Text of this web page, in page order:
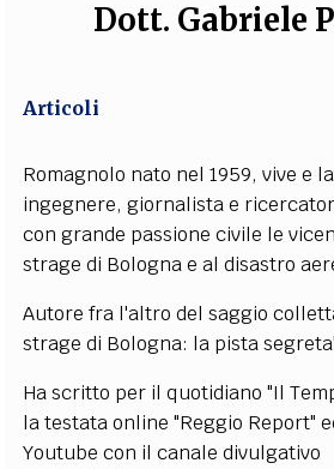
FILODIRITTO
EXTRA
CODICI RUBRICHE LIBRI PROCEEDINGS
SOCIAL
Dott. Gabriele
Articoli
Romagnolo nato nel 1959, vive e
ingegnere, giornalista e
con grande passione civile le
strage di Bologna e al disastro
Autore fra l'altro del saggio
strage di Bologna: la pista
Ha scritto per il quotidiano "Il
la testata online "Reggio Report"
Youtube con il canale divulgativo